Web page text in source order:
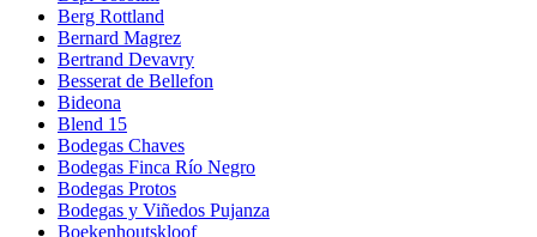
Berg Rottland
Bernard Magrez
Bertrand Devavry
Besserat de Bellefon
Bideona
Blend 15
Bodegas Chaves
Bodegas Finca Río Negro
Bodegas Protos
Bodegas y Viñedos Pujanza
Boekenhoutskloof